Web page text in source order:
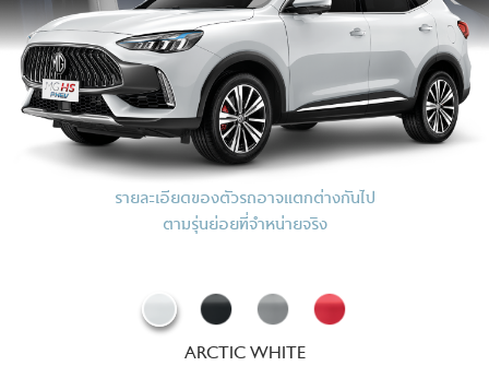
รายละเอียดของตัวรถอาจแตกต่างกันไป
ตามรุ่นย่อยที่จำหน่ายจริง
ARCTIC WHITE